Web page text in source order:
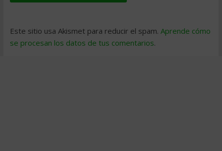
Este sitio usa Akismet para reducir el spam. Aprende cómo
se procesan los datos de tus comentarios.